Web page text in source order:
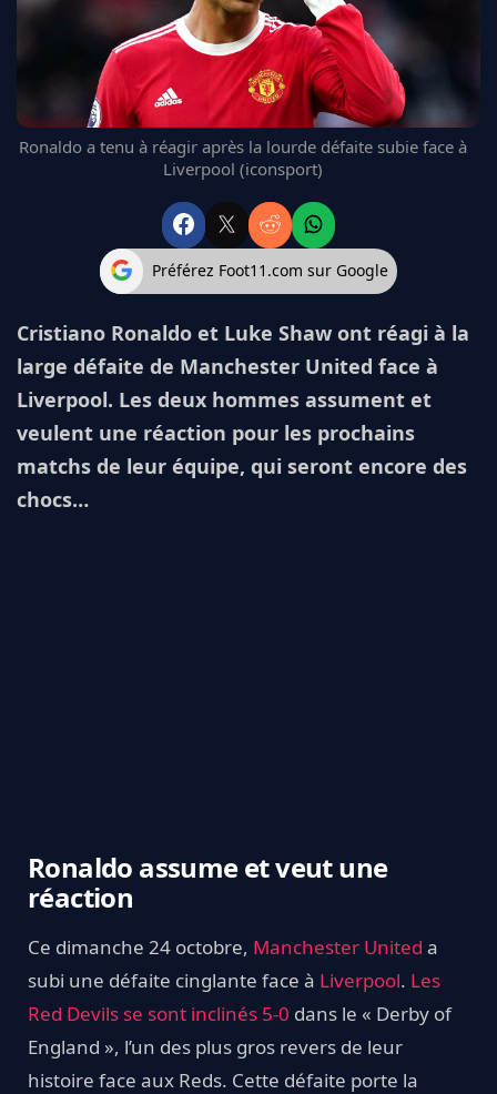
FC BARCELONE
MANCHESTER UNITED
ARSENAL
BAYERN
L'AVIS DE LA RÉDAC'
Ronaldo a tenu à réagir après la lourde défaite subie face à
Liverpool (iconsport)
Préférez Foot11.com sur Google
Cristiano Ronaldo et Luke Shaw ont réagi à la
large défaite de Manchester United face à
Liverpool. Les deux hommes assument et
veulent une réaction pour les prochains
matchs de leur équipe, qui seront encore des
chocs…
Ronaldo assume et veut une
réaction
Ce dimanche 24 octobre, Manchester United a
subi une défaite cinglante face à Liverpool. Les
Red Devils se sont inclinés 5-0 dans le « Derby of
England », l’un des plus gros revers de leur
histoire face aux Reds. Cette défaite porte la